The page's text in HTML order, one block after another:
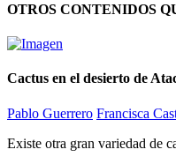
OTROS CONTENIDOS
Cactus en el desierto de
Pablo Guerrero Francisca
Existe otra gran variedad de